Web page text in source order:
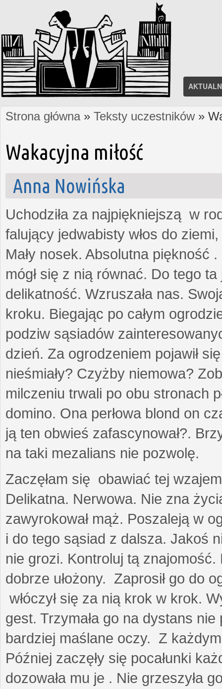
Jesteś tutaj
Strona główna» Teksty uczestników»
Wakacyjna miłość
Anna Nowińska
Uchodziła za najpiękniejszą w
falujący jedwabisty włos do
Mały nosek. Absolutna piękność
mógł się z nią równać. Do tego
delikatność. Wzruszała nas.
kroku. Biegając po całym
podziw sąsiadów
dzień. Za ogrodzeniem pojawił
nieśmiały? Czyżby niemowa?
milczeniu trwali po obu stronach
domino. Ona perłowa blond on
ją ten obwieś zafascynował?.
na taki mezalians nie pozwolę.
Zaczęłam się obawiać tej
Delikatna. Nerwowa. Nie zna
zawyrokował mąż. Poszaleją w
i do tego sąsiad z dalsza. Jakoś
nie grozi. Kontroluj tą
dobrze ułożony. Zaprosił go do
włóczył się za nią krok w krok.
gest. Trzymała go na dystans
bardziej maślane oczy. Z
Później zaczęły się pocałunki
dozowała mu je . Nie grzeszyła